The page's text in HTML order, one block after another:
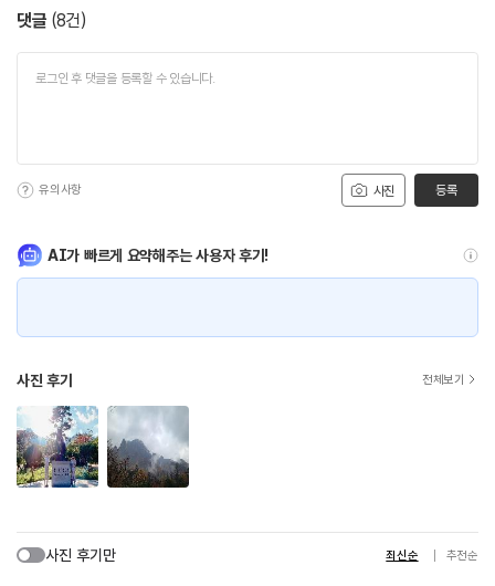
댓글 (8건)
사진
유의사항 등록
AI가 빠르게 요약해주는 사용자 후기!
사진 후기 전체보기
사진 후기만 최신순 추천순